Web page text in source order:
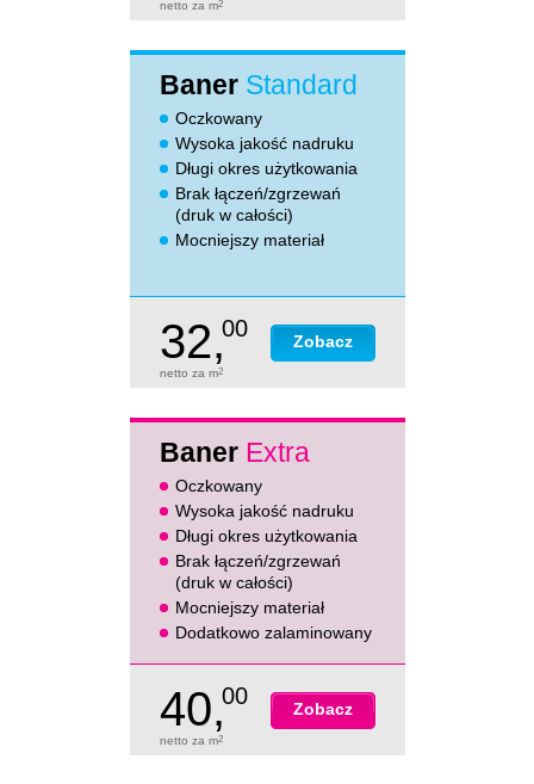
netto za m2
Baner Standard
Oczkowany
Wysoka jakość nadruku
Długi okres użytkowania
Brak łączeń/zgrzewań
(druk w całości)
Mocniejszy materiał
Zobacz
32,00
netto za m2
Baner Extra
Oczkowany
Wysoka jakość nadruku
Długi okres użytkowania
Brak łączeń/zgrzewań
(druk w całości)
Mocniejszy materiał
Dodatkowo zalaminowany
Zobacz
40,00
netto za m2